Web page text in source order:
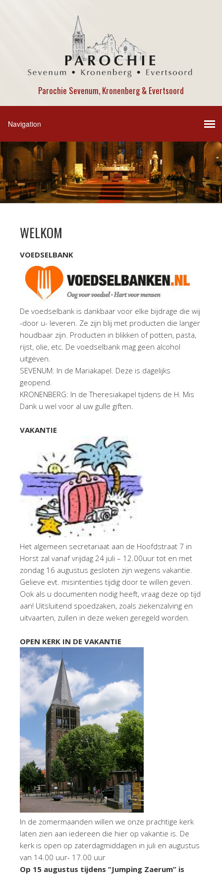
Parochie Sevenum, Kronenberg & Evertsoord
WELKOM
VOEDSELBANK
De voedselbank is dankbaar voor elke bijdrage die wij
-door u- leveren. Ze zijn blij met producten die langer
houdbaar zijn. Producten in blikken of potten, pasta,
rijst, olie, etc. De voedselbank mag geen alcohol
uitgeven.
SEVENUM: In de Mariakapel. Deze is dagelijks
geopend.
KRONENBERG: In de Theresiakapel tijdens de H. Mis
Dank u wel voor al uw gulle giften.
VAKANTIE
Het algemeen secretariaat aan de Hoofdstraat 7 in
Horst zal vanaf vrijdag 24 juli – 12.00uur tot en met
zondag 16 augustus gesloten zijn wegens vakantie.
Gelieve evt. misintenties tijdig door te willen geven.
Ook als u documenten nodig heeft, vraag deze op tijd
aan! Uitsluitend spoedzaken, zoals ziekenzalving en
uitvaarten, zullen in deze weken geregeld worden.
OPEN KERK IN DE VAKANTIE
In de zomermaanden willen we onze prachtige kerk
laten zien aan iedereen die hier op vakantie is. De
kerk is open op zaterdagmiddagen in juli en augustus
van 14.00 uur- 17.00 uur
Op 15 augustus tijdens “Jumping Zaerum” is